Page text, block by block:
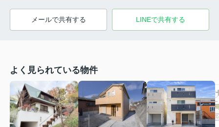
メールで共有する LINEで共有する
よく見られている物件